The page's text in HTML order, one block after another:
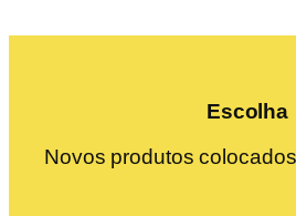
Escolha
Novos produtos